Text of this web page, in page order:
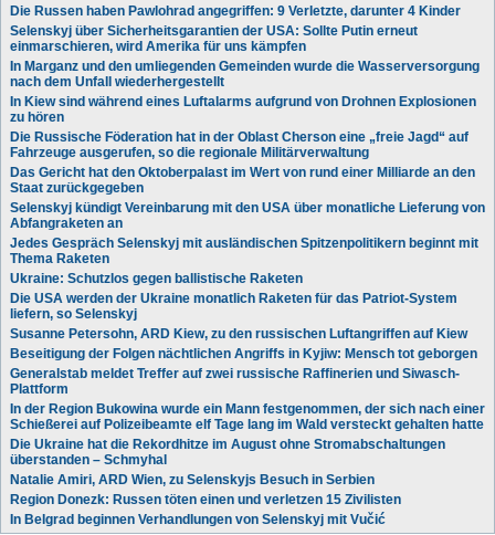
Die Russen haben Pawlohrad angegriffen: 9 Verletzte, darunter 4 Kinder
Selenskyj über Sicherheitsgarantien der USA: Sollte Putin erneut
einmarschieren, wird Amerika für uns kämpfen
In Marganz und den umliegenden Gemeinden wurde die Wasserversorgung
nach dem Unfall wiederhergestellt
In Kiew sind während eines Luftalarms aufgrund von Drohnen Explosionen
zu hören
Die Russische Föderation hat in der Oblast Cherson eine „freie Jagd“ auf
Fahrzeuge ausgerufen, so die regionale Militärverwaltung
Das Gericht hat den Oktoberpalast im Wert von rund einer Milliarde an den
Staat zurückgegeben
Selenskyj kündigt Vereinbarung mit den USA über monatliche Lieferung von
Abfangraketen an
Jedes Gespräch Selenskyj mit ausländischen Spitzenpolitikern beginnt mit
Thema Raketen
Ukraine: Schutzlos gegen ballistische Raketen
Die USA werden der Ukraine monatlich Raketen für das Patriot-System
liefern, so Selenskyj
Susanne Petersohn, ARD Kiew, zu den russischen Luftangriffen auf Kiew
Beseitigung der Folgen nächtlichen Angriffs in Kyjiw: Mensch tot geborgen
Generalstab meldet Treffer auf zwei russische Raffinerien und Siwasch-
Plattform
In der Region Bukowina wurde ein Mann festgenommen, der sich nach einer
Schießerei auf Polizeibeamte elf Tage lang im Wald versteckt gehalten hatte
Die Ukraine hat die Rekordhitze im August ohne Stromabschaltungen
überstanden – Schmyhal
Natalie Amiri, ARD Wien, zu Selenskyjs Besuch in Serbien
Region Donezk: Russen töten einen und verletzen 15 Zivilisten
In Belgrad beginnen Verhandlungen von Selenskyj mit Vučić